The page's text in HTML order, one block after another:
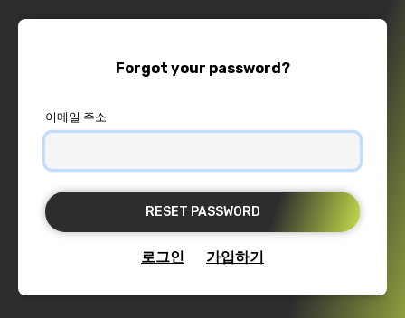
Forgot your password?
이메일 주소
로그인 가입하기